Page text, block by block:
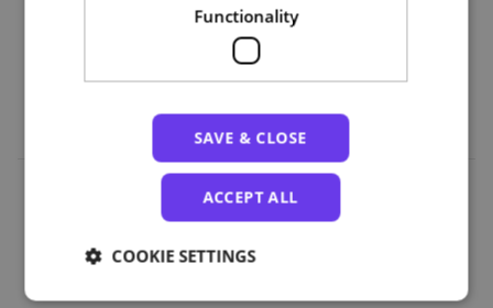
5. Criação de Formulários
6. Conectividade com Bases de Dados Relacionais
7. Variáveis de Sessão e Cookies
Organizations
Functionality
SAVE & CLOSE
ACCEPT ALL
COOKIE SETTINGS